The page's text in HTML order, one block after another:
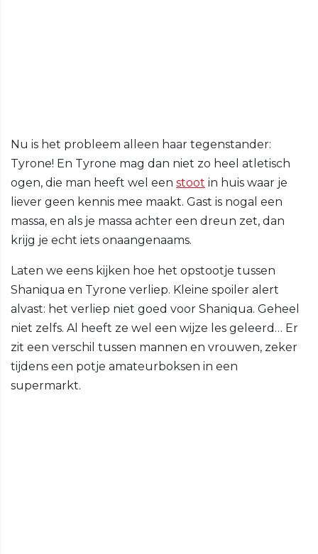
Nu is het probleem alleen haar tegenstander:
Tyrone! En Tyrone mag dan niet zo heel atletisch
ogen, die man heeft wel een stoot in huis waar je
liever geen kennis mee maakt. Gast is nogal een
massa, en als je massa achter een dreun zet, dan
krijg je echt iets onaangenaams.
Laten we eens kijken hoe het opstootje tussen
Shaniqua en Tyrone verliep. Kleine spoiler alert
alvast: het verliep niet goed voor Shaniqua. Geheel
niet zelfs. Al heeft ze wel een wijze les geleerd… Er
zit een verschil tussen mannen en vrouwen, zeker
tijdens een potje amateurboksen in een
supermarkt.